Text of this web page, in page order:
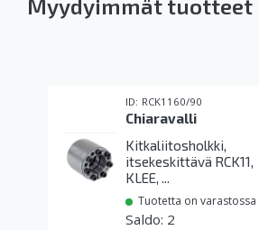
Myydyimmät tuotteet
RCK1160/90
Chiaravalli
Kitkaliitosholkki,
itsekeskittävä RCK11,
KLEE, ...
Tuotetta on varastossa
2